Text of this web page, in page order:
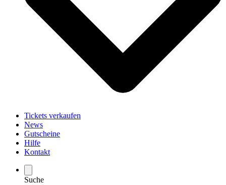
Tickets verkaufen
News
Gutscheine
Hilfe
Kontakt
Suche